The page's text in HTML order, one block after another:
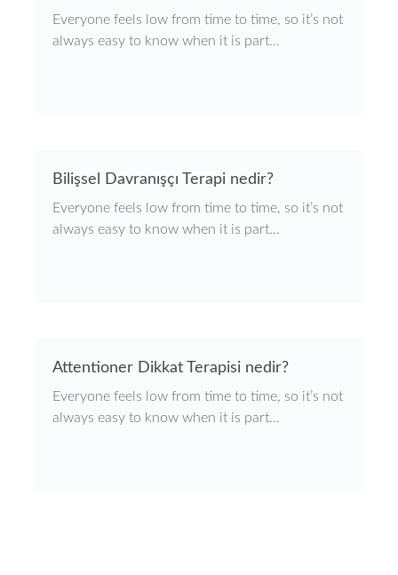
Everyone feels low from time to time, so it’s not
always easy to know when it is part...
Bilişsel Davranışçı Terapi nedir?
Everyone feels low from time to time, so it’s not
always easy to know when it is part...
Attentioner Dikkat Terapisi nedir?
Everyone feels low from time to time, so it’s not
always easy to know when it is part...